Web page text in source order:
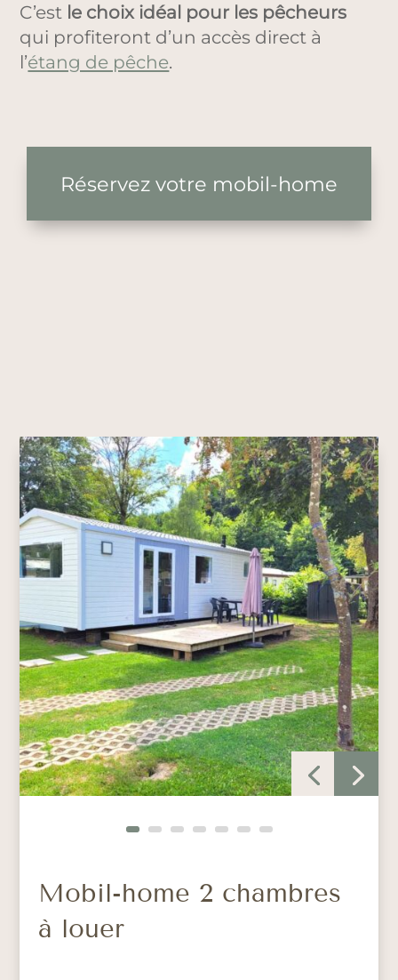
C’est le choix idéal pour les pêcheurs
qui profiteront d’un accès direct à
l’étang de pêche.
Réservez votre mobil-home
Mobil-home 2 chambres
à louer